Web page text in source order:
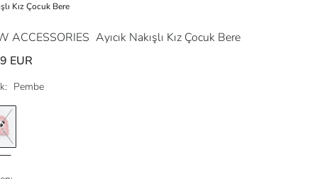
Kız Çocuk Bere
ACCESSORIES Ayıcık Nakışlı Kız Çocuk Bere
EUR
Pembe